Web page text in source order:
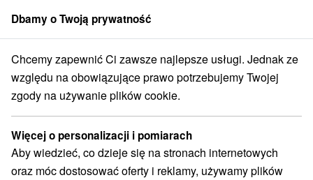
członek grupySorger
Nitriansky kraj Levice TELEPORT Escape Room Levice
TELEPORT Escape Room Levice
Wyświetl stronę internetową Przejdź do
Dbamy o Twoją prywatność
Chcemy zapewnić Ci zawsze najlepsze usługi. Jednak ze
względu na obowiązujące prawo potrzebujemy Twojej
zgody na używanie plików cookie.
Więcej o personalizacji i pomiarach
Aby wiedzieć, co dzieje się na stronach internetowych
oraz móc dostosować oferty i reklamy, używamy plików